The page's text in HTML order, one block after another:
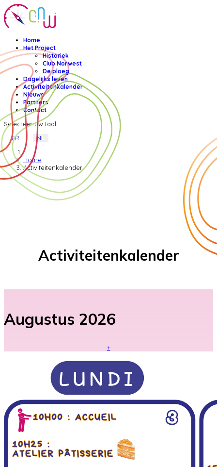
Home
Het Project
Historiek
Club Norwest
De ploeg
Dagelijks leven
Activiteitenkalender
Nieuws
Partners
Contact
Selecteer uw taal
FR
NL
Home
Activiteitenkalender
Activiteitenkalender
Augustus 2026
+